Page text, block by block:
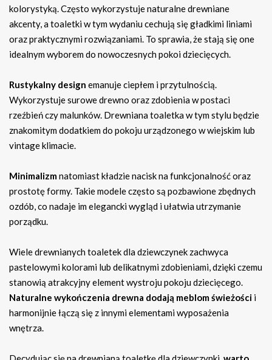
kolorystyką. Często wykorzystuje naturalne drewniane
akcenty, a toaletki w tym wydaniu cechują się gładkimi liniami
oraz praktycznymi rozwiązaniami. To sprawia, że stają się one
idealnym wyborem do nowoczesnych pokoi dziecięcych.
Rustykalny design emanuje ciepłem i przytulnością.
Wykorzystuje surowe drewno oraz zdobienia w postaci
rzeźbień czy malunków. Drewniana toaletka w tym stylu będzie
znakomitym dodatkiem do pokoju urządzonego w wiejskim lub
vintage klimacie.
Minimalizmnatomiast kładzie nacisk na funkcjonalność oraz
prostotę formy. Takie modele często są pozbawione zbędnych
ozdób, co nadaje im elegancki wygląd i ułatwia utrzymanie
porządku.
Wiele drewnianych toaletek dla dziewczynek zachwyca
pastelowymi kolorami lub delikatnymi zdobieniami, dzięki czemu
stanowią atrakcyjny element wystroju pokoju dziecięcego.
Naturalne wykończenia drewna dodają meblom świeżości i
harmonijnie łączą się z innymi elementami wyposażenia
wnętrza.